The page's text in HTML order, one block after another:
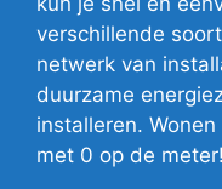
verschillende
netwerk van
duurzame
installeren.
met 0 op de meter!